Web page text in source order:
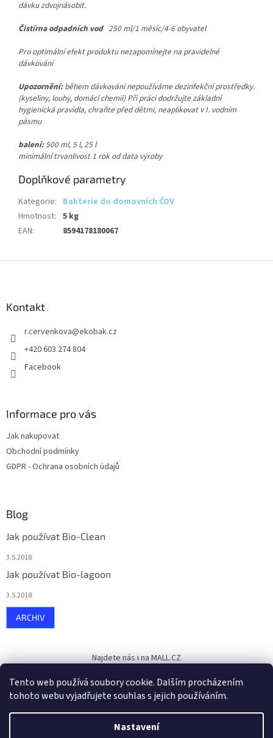
Tento web používá soubory cookie. Dalším procházením
tohoto webu vyjadřujete souhlas s jejich používáním.
Nastavení
dávku zdvojnásobit.
Čistírna odpadních vod250 ml/1 měsíc/4-6 obyvatel
Pro optimální efekt produktu nezapomínejte na pravidelné
dávkování
Upozornění:během dávkování nepoužíváme dezinfekční prostředky.
(kyseliny, louhy, domácí chemii) Při práci dodržujte základní
hygienická pravidla, chraňte před dětmi, neaplikovat v I. vodním
pásmu
balení:500 ml, 5 l, 25 l
minimální trvanlivost 1 rok od data výroby
Doplňkové parametry
Kategorie: Bakterie do domovních ČOV
Hmotnost: 5 kg
EAN: 8594178180067
Kontakt
r.cervenkova@ekobak.cz
+420 603 274 804
Facebook
Informace pro vás
Jak nakupovat
Obchodní podmínky
GDPR - Ochrana osobních údajů
Blog
Jak používat Bio-Clean
3.5.2018
Jak používat Bio-lagoon
3.5.2018
ARCHIV
Najdete nás i na MALL.CZ